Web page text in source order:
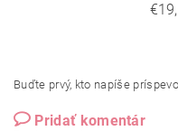
Buďte prvý, kto napíše
Pridať komentár